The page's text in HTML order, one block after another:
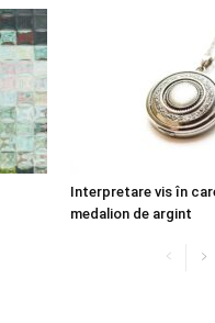
Interpretare vis în
medalion de argint